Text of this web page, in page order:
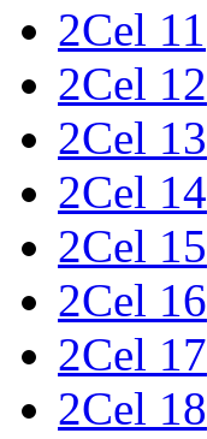
2Cel 11
2Cel 12
2Cel 13
2Cel 14
2Cel 15
2Cel 16
2Cel 17
2Cel 18